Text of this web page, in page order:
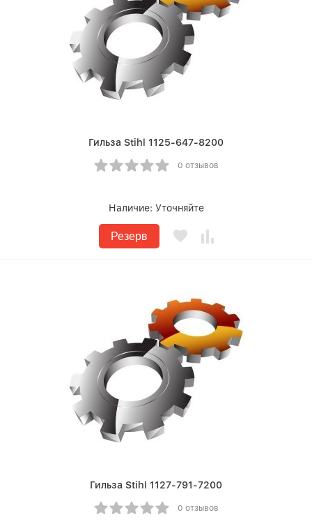
Гильза Stihl 1125-647-8200
0 отзывов
Наличие: Уточняйте
Резерв
Гильза Stihl 1127-791-7200
0 отзывов